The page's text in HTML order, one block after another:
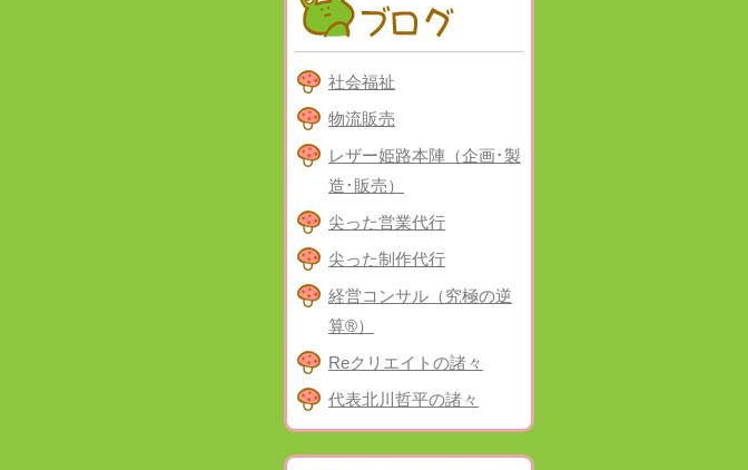
社会福祉
物流販売
レザー姫路本陣（企画･製
造･販売）
尖った営業代行
尖った制作代行
経営コンサル（究極の逆
算®）
Reクリエイトの諸々
代表北川哲平の諸々